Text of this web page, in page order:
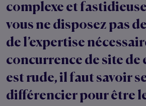
complexe et
vous ne disposez pas
de l’expertise
concurrence de site de
est rude, il faut savoir
différencier pour être